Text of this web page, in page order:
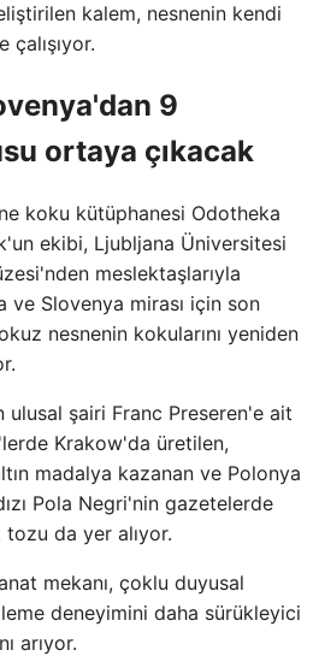
kalem, nesnenin kendi
9
ortaya çıkacak
koku kütüphanesi Odotheka
ekibi, Ljubljana Üniversitesi
meslektaşlarıyla
ve Slovenya mirası için son
nesnenin kokularını yeniden
ulusal şairi Franc Preseren'e ait
Krakow'da üretilen,
madalya kazanan ve Polonya
Pola Negri'nin gazetelerde
tozu da yer alıyor.
mekanı, çoklu duyusal
deneyimini daha sürükleyici
arıyor.